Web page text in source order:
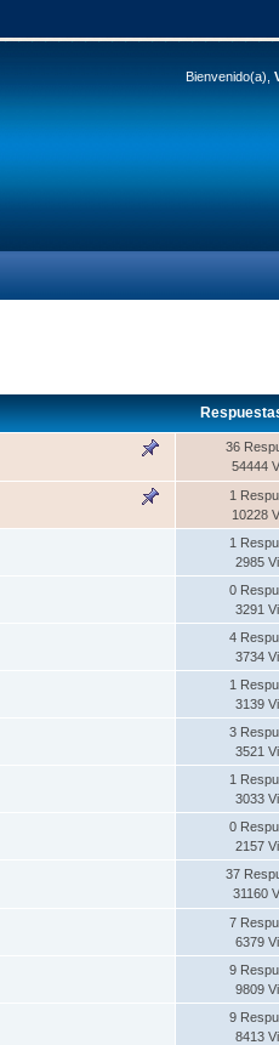
Bienvenido(a),
36
54444
1
10228
1
2985
0
3291
4
3734
1
3139
3
3521
1
3033
0
2157
37
31160
7
6379
9
9809
9
8413